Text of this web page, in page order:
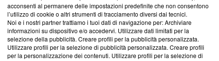
Team editoriale
Corporate
Redazione
acconsenti al permanere delle impostazioni predefinite che non consentono
l’utilizzo di cookie o altri strumenti di tracciamento diversi dai tecnici.
Noi e i nostri partner trattiamo i tuoi dati di navigazione per: Archiviare
informazioni su dispositivo e/o accedervi. Utilizzare dati limitati per la
selezione della pubblicità. Creare profili per la pubblicità personalizzata.
Utilizzare profili per la selezione di pubblicità personalizzata. Creare profili
per la personalizzazione dei contenuti. Utilizzare profili per la selezione di